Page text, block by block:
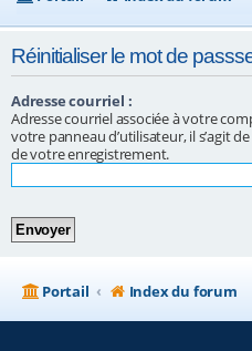
Réinitialiser le mot de
Adresse courriel :
Adresse courriel associée à votre
votre panneau d’utilisateur, il s’agit
de votre enregistrement.
Portail Index du forum